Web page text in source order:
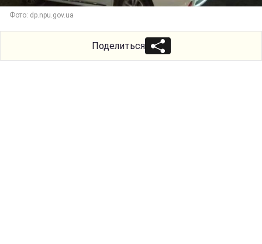
Фото: dp.npu.gov.ua
Поделиться